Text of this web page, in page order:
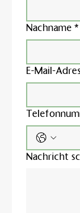
Nachname *
E-Mail-
Nachricht